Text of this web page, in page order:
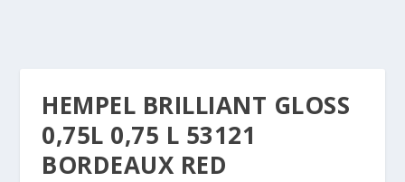
HEMPEL BRILLIANT GLOSS
0,75L 0,75 L 53121
BORDEAUX RED